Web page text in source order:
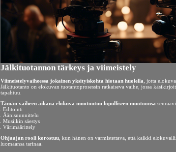
Jälkituotannon tärkeys ja viimeistely
Viimeistelyvaiheessa jokainen yksityiskohta hiotaan huolella , jotta
Jälkituotanto on elokuvan tuotantoprosessin ratkaiseva vaihe, jossa
tapahtuu.
Tämän vaiheen aikana elokuva muotoutuu lopulliseen muotoonsa
Editointi
Äänisuunnittelu
Musiikin säestys
Värimäärittely
Ohjaajan rooli korostuu , kun hänen on varmistettava, että kaikki
luomaansa tarinaa.